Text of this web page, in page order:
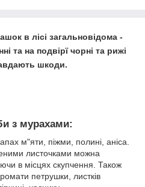
в лісі загальновідома -
та на подвірї чорні та рижі
шкоди.
з мурахами:
м"яти, піжми, полині, аніса.
листочками можна
в місцях скупчення. Також
петрушки, листків